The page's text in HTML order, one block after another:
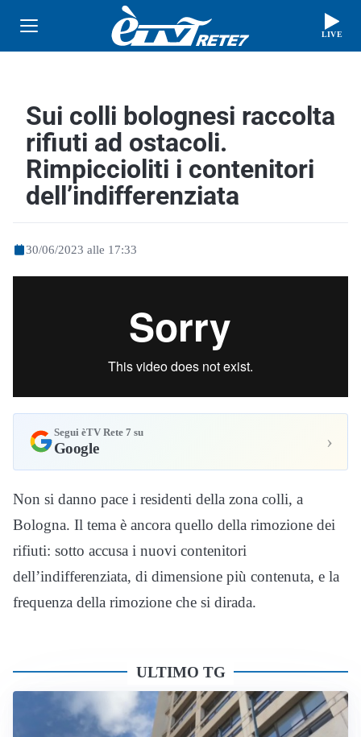
LIVE
Sui colli bolognesi raccolta
rifiuti ad ostacoli.
Rimpiccioliti i contenitori
dell’indifferenziata
30/06/2023 alle 17:33
Segui èTV Rete 7 su
Google ›
Non si danno pace i residenti della zona colli, a
Bologna. Il tema è ancora quello della rimozione dei
rifiuti: sotto accusa i nuovi contenitori
dell’indifferenziata, di dimensione più contenuta, e la
frequenza della rimozione che si dirada.
ULTIMO TG